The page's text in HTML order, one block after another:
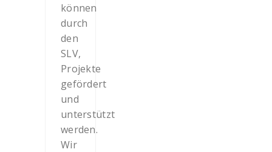
können
durch
den
SLV,
Projekte
gefördert
und
unterstützt
werden.
Wir